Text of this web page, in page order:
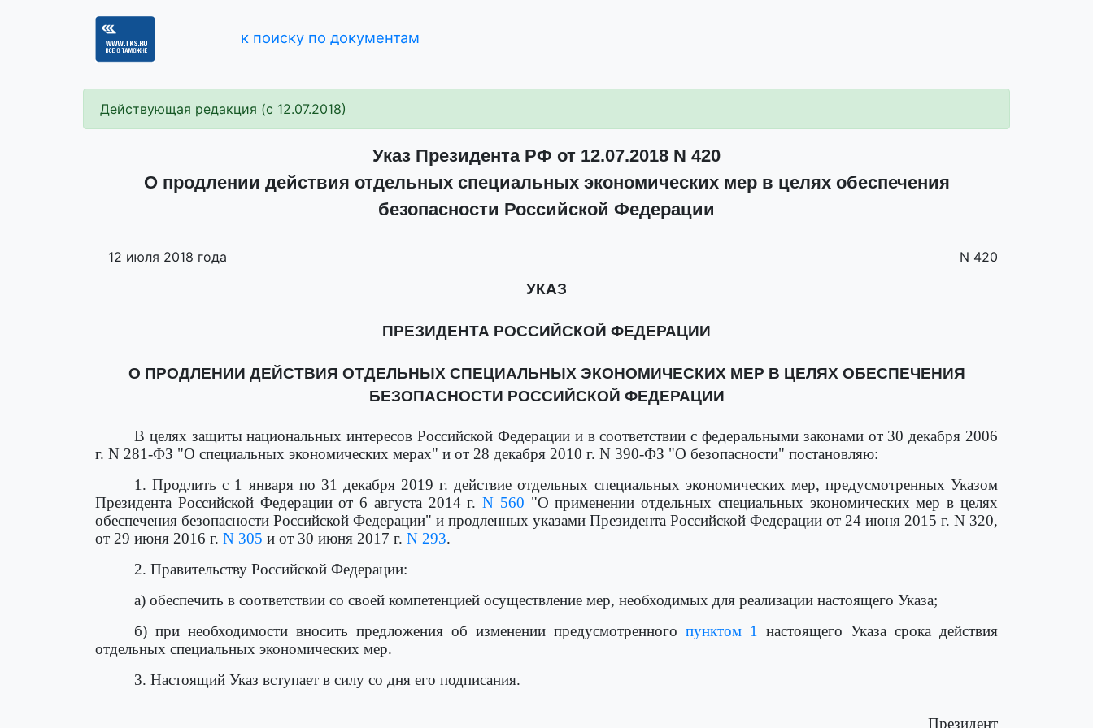
к поиску по документам
Действующая редакция (с 12.07.2018)
Указ Президента РФ от 12.07.2018 N 420
О продлении действия отдельных специальных экономических мер в целях обеспечения
безопасности Российской Федерации
12 июля 2018 года N 420
УКАЗ
ПРЕЗИДЕНТА РОССИЙСКОЙ ФЕДЕРАЦИИ
О ПРОДЛЕНИИ ДЕЙСТВИЯ ОТДЕЛЬНЫХ СПЕЦИАЛЬНЫХ ЭКОНОМИЧЕСКИХ МЕР В ЦЕЛЯХ ОБЕСПЕЧЕНИЯ
БЕЗОПАСНОСТИ РОССИЙСКОЙ ФЕДЕРАЦИИ
В целях защиты национальных интересов Российской Федерации и в соответствии с федеральными законами от 30 декабря 2006
г. N 281-ФЗ "О специальных экономических мерах" и от 28 декабря 2010 г. N 390-ФЗ "О безопасности" постановляю:
1. Продлить с 1 января по 31 декабря 2019 г. действие отдельных специальных экономических мер, предусмотренных Указом
Президента Российской Федерации от 6 августа 2014 г.N 560 "О применении отдельных специальных экономических мер в целях
обеспечения безопасности Российской Федерации" и продленных указами Президента Российской Федерации от 24 июня 2015 г. N 320,
от 29 июня 2016 г. N 305 и от 30 июня 2017 г. N 293.
2. Правительству Российской Федерации:
а) обеспечить в соответствии со своей компетенцией осуществление мер, необходимых для реализации настоящего Указа;
б) при необходимости вносить предложения об изменении предусмотренного пунктом 1
настоящего Указа срока действия
отдельных специальных экономических мер.
3. Настоящий Указ вступает в силу со дня его подписания.
Президент